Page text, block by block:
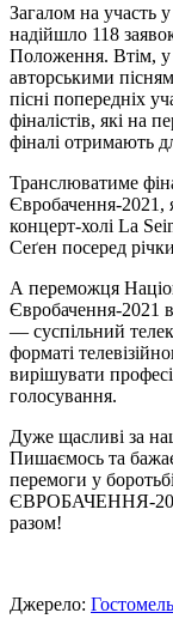
Загалом на участь
надійшло 118
Положення. Втім, у
авторськими
пісні попередніх
фіналістів, які на
фіналі отримають
Транслюватиме
Євробачення-2021,
концерт-холі La
Сеґен посеред
А переможця
Євробачення-2021
— суспільний
форматі
вирішувати
голосування.
Дуже щасливі за
Пишаємось та
перемоги у
ЄВРОБАЧЕННЯ-
разом!
Джерело: